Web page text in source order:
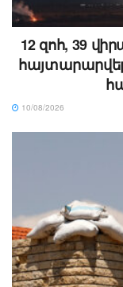
12 զոհ, 39
10/08/2026